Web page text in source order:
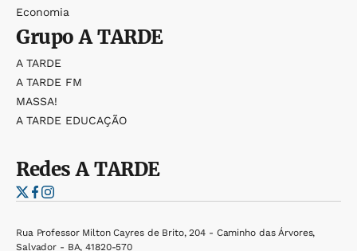
Economia
GrupoA TARDE
A TARDE
A TARDE FM
MASSA!
A TARDE EDUCAÇÃO
RedesA TARDE
Rua Professor Milton Cayres de Brito, 204 - Caminho das Árvores,
Salvador - BA, 41820-570